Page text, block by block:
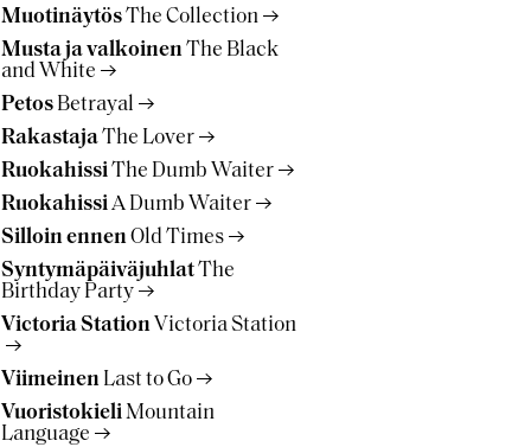
MuotinäytösThe Collection
Musta ja valkoinenThe Black
and White
Petos Betrayal
RakastajaThe Lover
RuokahissiThe Dumb Waiter
RuokahissiA Dumb Waiter
Silloin ennenOld Times
SyntymäpäiväjuhlatThe
Birthday Party
Victoria Station Victoria Station
Viimeinen Last to Go
VuoristokieliMountain
Language